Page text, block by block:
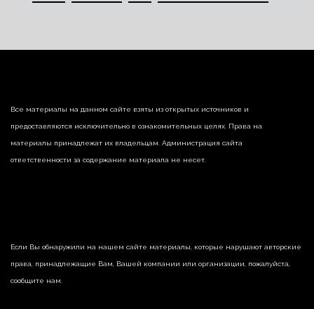
Все материалы на данном сайте взяты из открытых источников и
предоставляются исключительно в ознакомительных целях. Права на
материалы принадлежат их владельцам. Администрация сайта
ответственности за содержание материала не несет.
Если Вы обнаружили на нашем сайте материалы, которые нарушают авторские
права, принадлежащие Вам, Вашей компании или организации, пожалуйста,
сообщите нам.